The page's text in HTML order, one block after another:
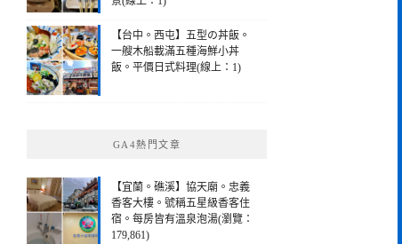
【台中。西屯】五型の丼飯。
一艘木船載滿五種海鮮小丼
飯。平價日式料理(線上：1)
GA4熱門文章
【宜蘭。礁溪】協天廟。忠義
香客大樓。號稱五星級香客住
宿。每房皆有溫泉泡湯(瀏覽：
179,861)